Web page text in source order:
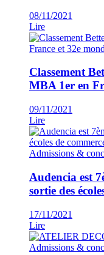
08/11/2021
Lire
Classement
MBA 1er en
09/11/2021
Lire
Admissions &
Audencia est
sortie des
17/11/2021
Lire
Admissions &